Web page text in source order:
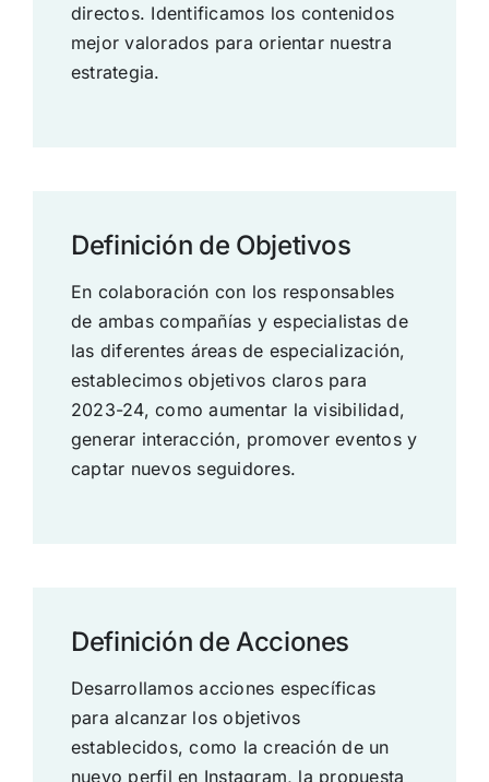
directos. Identificamos los contenidos
mejor valorados para orientar nuestra
estrategia.
Definición de Objetivos
En colaboración con los responsables
de ambas compañías y especialistas de
las diferentes áreas de especialización,
establecimos objetivos claros para
2023-24, como aumentar la visibilidad,
generar interacción, promover eventos y
captar nuevos seguidores.
Definición de Acciones
Desarrollamos acciones específicas
para alcanzar los objetivos
establecidos, como la creación de un
nuevo perfil en Instagram, la propuesta